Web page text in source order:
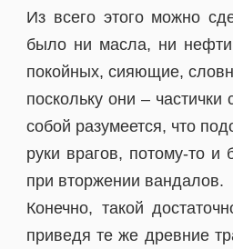
Из всего этого можно
было ни масла, ни
покойных, сияющие,
поскольку они –
собой разумеется, что
руки врагов, потому-то
при вторжении вандалов.
Конечно, такой
приведя те же древние